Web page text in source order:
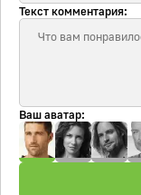
Текст комментария:
Ваш аватар: